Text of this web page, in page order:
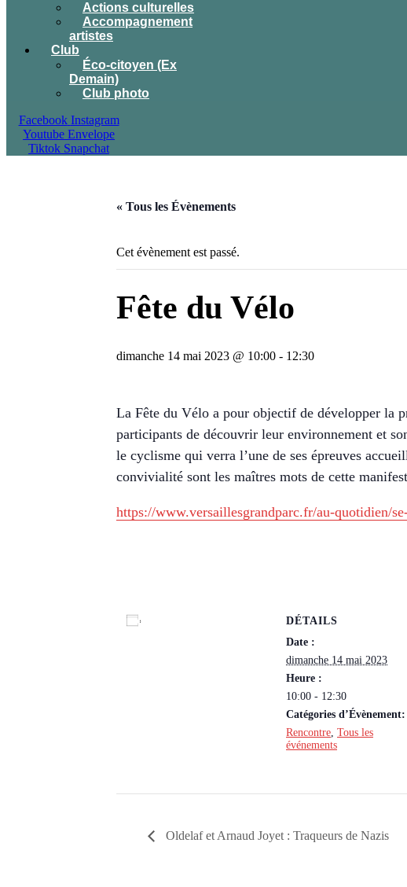
Actions culturelles
Accompagnement
artistes
Club
Éco-citoyen (Ex
Demain)
Club photo
Facebook Instagram
Youtube Envelope
Tiktok Snapchat
« Tous les Évènements
Cet évènement est passé.
Fête du Vélo
dimanche 14 mai 2023 @ 10:00 - 12:30
La Fête du Vélo a pour objectif de développer la
participants de découvrir leur environnement et
le cyclisme qui verra l’une de ses épreuves
convivialité sont les maîtres mots de cette
https://www.versaillesgrandparc.fr/au-quotidien/
DÉTAILS
Date :
dimanche 14 mai 2023
Heure :
10:00 - 12:30
Catégories d’Évènement:
Rencontre Tous les
événements
Oldelaf et Arnaud Joyet : Traqueurs de Nazis